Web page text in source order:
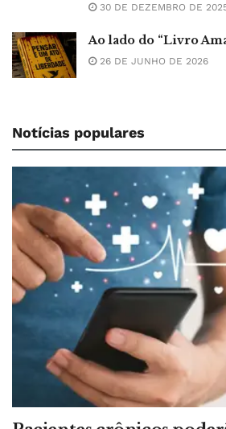
30 DE DEZEMBRO DE
Ao lado do “Livro
26 DE JUNHO DE 2026
Notícias populares